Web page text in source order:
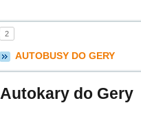
2
AUTOBUSY DO GERY
Autokary do Gery